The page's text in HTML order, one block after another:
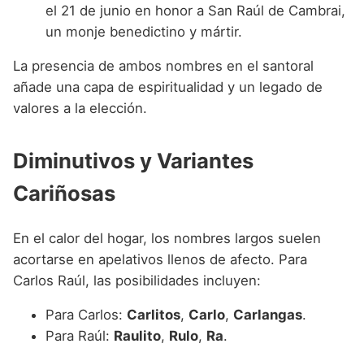
el 21 de junio en honor a San Raúl de Cambrai,
un monje benedictino y mártir.
La presencia de ambos nombres en el santoral
añade una capa de espiritualidad y un legado de
valores a la elección.
Diminutivos y Variantes
Cariñosas
En el calor del hogar, los nombres largos suelen
acortarse en apelativos llenos de afecto. Para
Carlos Raúl, las posibilidades incluyen:
Para Carlos: Carlitos, Carlo, Carlangas.
Para Raúl: Raulito, Rulo, Ra.